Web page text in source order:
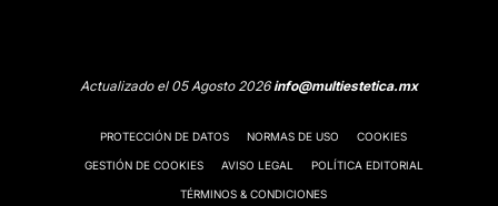
Actualizado el 05 Agosto 2026info@multiestetica.mx
PROTECCIÓN DE DATOS NORMAS DE USO COOKIES
GESTIÓN DE COOKIES AVISO LEGAL POLÍTICA EDITORIAL
TÉRMINOS & CONDICIONES